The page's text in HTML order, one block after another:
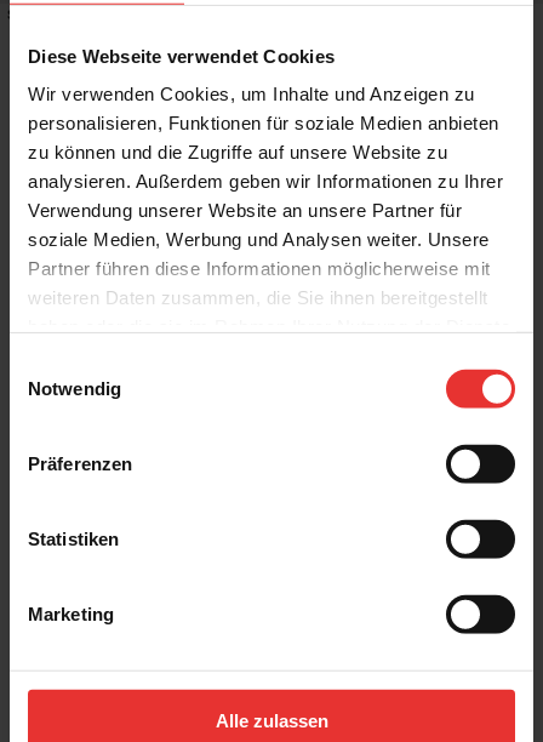
Diese Webseite verwendet Cookies
Wir verwenden Cookies, um Inhalte und Anzeigen zu
personalisieren, Funktionen für soziale Medien anbieten
zu können und die Zugriffe auf unsere Website zu
analysieren. Außerdem geben wir Informationen zu Ihrer
Verwendung unserer Website an unsere Partner für
soziale Medien, Werbung und Analysen weiter. Unsere
Partner führen diese Informationen möglicherweise mit
weiteren Daten zusammen, die Sie ihnen bereitgestellt
Notwendig
Präferenzen
Statistiken
Marketing
Alle zulassen
Stilrichtung
Weitere Produkte aus der Serie
Jura Mood
Jura Mood
Jura Mood
light satin